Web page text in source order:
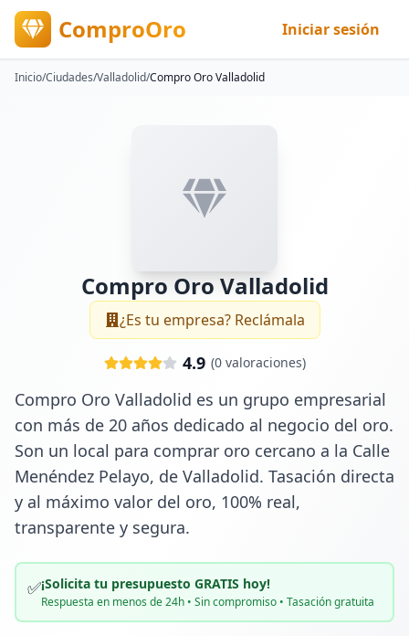
ComproOro Iniciar sesión
Inicio/Ciudades/Valladolid/Compro Oro Valladolid
Compro Oro Valladolid
¿Es tu empresa? Reclámala
4.9 (0valoraciones)
Compro Oro Valladolid es un grupo empresarial
con más de 20 años dedicado al negocio del oro.
Son un local para comprar oro cercano a la Calle
Menéndez Pelayo, de Valladolid. Tasación directa
y al máximo valor del oro, 100% real,
transparente y segura.
✅¡Solicita tu presupuesto GRATIS hoy!
Respuesta en menos de 24h • Sin compromiso • Tasación gratuita